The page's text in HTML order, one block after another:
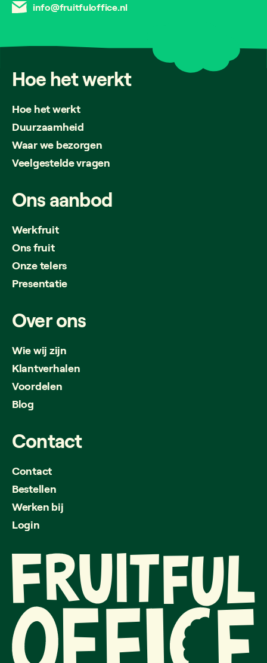
info@fruitfuloffice.nl
Hoehetwerkt
Hoe het werkt
Duurzaamheid
Waar we bezorgen
Veelgestelde vragen
Onsaanbod
Werkfruit
Ons fruit
Onze telers
Presentatie
Overons
Wie wij zijn
Klantverhalen
Voordelen
Blog
Contact
Contact
Bestellen
Werken bij
Login